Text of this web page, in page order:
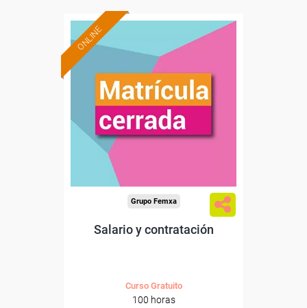
ONLINE
Grupo Femxa
Salario y contratación
Curso Gratuito
100 horas